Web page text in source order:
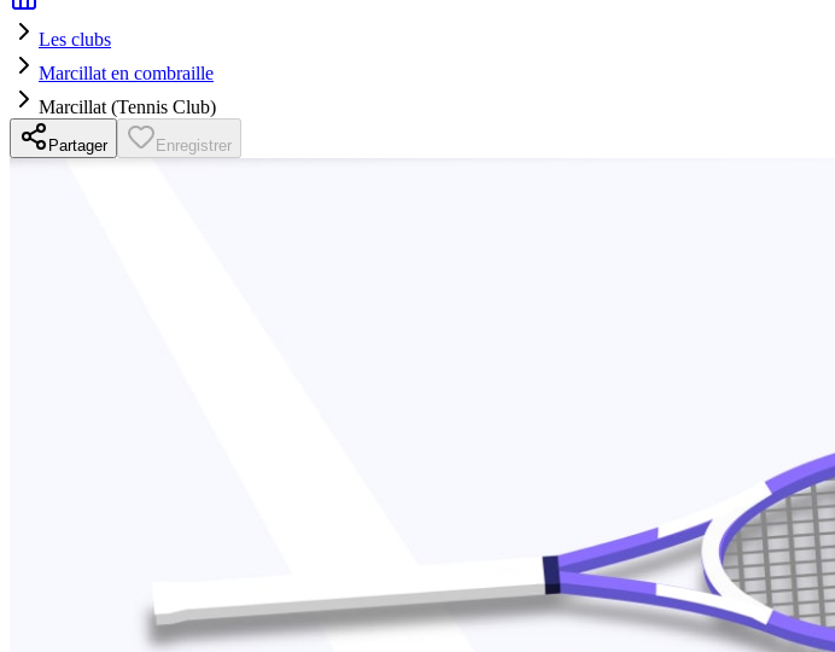
Les clubs
Marcillat en combraille
Marcillat (Tennis Club)
Partager Enregistrer